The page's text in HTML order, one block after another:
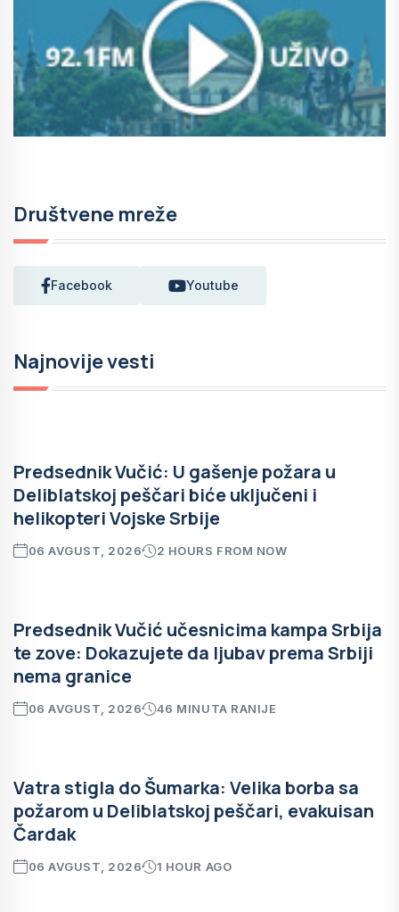
Društvene mreže
Facebook Youtube
Najnovije vesti
Predsednik Vučić: U gašenje požara u
Deliblatskoj peščari biće uključeni i
helikopteri Vojske Srbije
06 AVGUST, 2026 2 HOURS FROM NOW
Predsednik Vučić učesnicima kampa Srbija
te zove: Dokazujete da ljubav prema Srbiji
nema granice
06 AVGUST, 2026 46 MINUTA RANIJE
Vatra stigla do Šumarka: Velika borba sa
požarom u Deliblatskoj peščari, evakuisan
Čardak
06 AVGUST, 2026 1 HOUR AGO